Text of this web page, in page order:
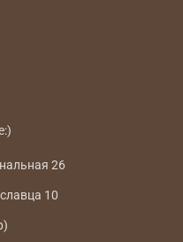
26
10